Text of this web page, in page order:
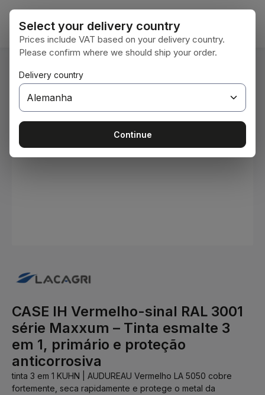
Ir para o conteúdo principal
Você está aqui: Home
CASE IH Vermelho-sinal RAL 3001
série Maxxum – Tinta esmalte 3
em 1, primário e proteção
anticorrosiva
tinta 3 em 1 KUHN | AUDUREAU Vermelho LA 5050 cobre
fortemente, seca rapidamente e protege o metal da
Select your delivery country
Prices include VAT based on your delivery country.
Please confirm where we should ship your order.
Delivery country
Continue